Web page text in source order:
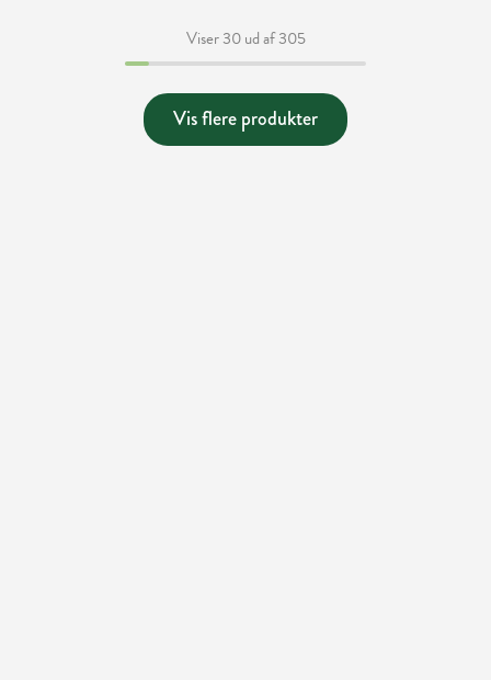
Viser 30 ud af 305
Vis flere produkter